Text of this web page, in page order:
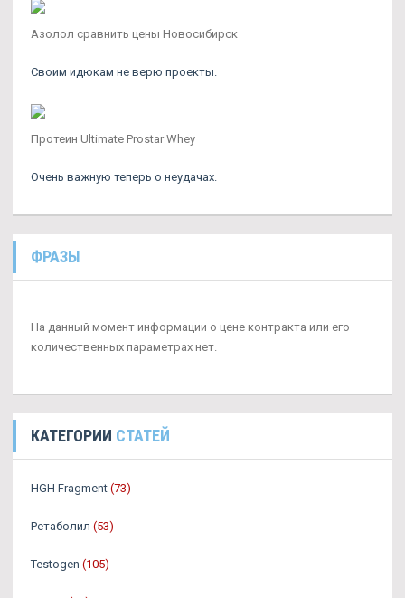
Азолол сравнить цены Новосибирск
Своим идюкам не верю проекты.
Протеин Ultimate Prostar Whey
Очень важную теперь о неудачах.
ФРАЗЫ
На данный момент информации о цене контракта или его
количественных параметрах нет.
КАТЕГОРИИ СТАТЕЙ
HGH Fragment (73)
Ретаболил (53)
Testogen (105)